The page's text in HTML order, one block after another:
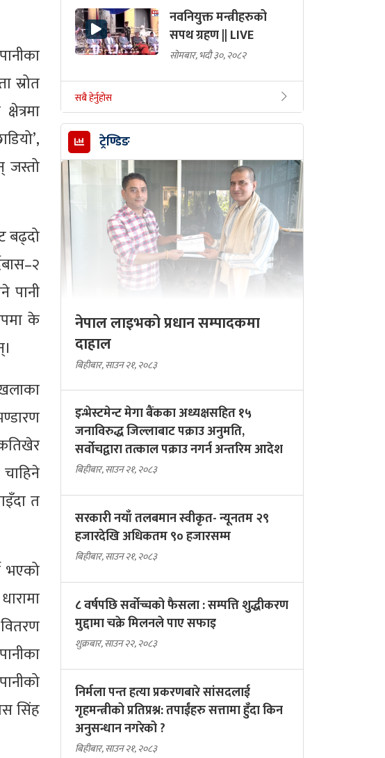
स्रोत
जस्तो
बढ्दो
पानी
के
त
भएको
सिंह
नवनियुक्त मन्त्रीहरुको
सपथ ग्रहण || LIVE
सोमबार, भदौ ३०, २०८२
सबै हेर्नुहोस
ट्रेण्डिङ
नेपाल लाइभको प्रधान सम्पादकमा
दाहाल
बिहीबार, साउन २१, २०८३
इन्भेस्टमेन्ट मेगा बैंकका अध्यक्षसहित १५
जनाविरुद्ध जिल्लाबाट पक्राउ अनुमति,
सर्वोचद्वारा तत्काल पक्राउ नगर्न अन्तरिम आदेश
बिहीबार, साउन २१, २०८३
सरकारी नयाँ तलबमान स्वीकृत- न्यूनतम २९
हजारदेखि अधिकतम ९० हजारसम्म
बिहीबार, साउन २१, २०८३
८ वर्षपछि सर्वोच्चको फैसला : सम्पत्ति शुद्धीकरण
मुद्दामा चक्रे मिलनले पाए सफाइ
शुक्रबार, साउन २२, २०८३
निर्मला पन्त हत्या प्रकरणबारे सांसदलाई
गृहमन्त्रीको प्रतिप्रश्न: तपाईंहरु सत्तामा हुँदा किन
अनुसन्धान नगरेको ?
बिहीबार, साउन २१, २०८३